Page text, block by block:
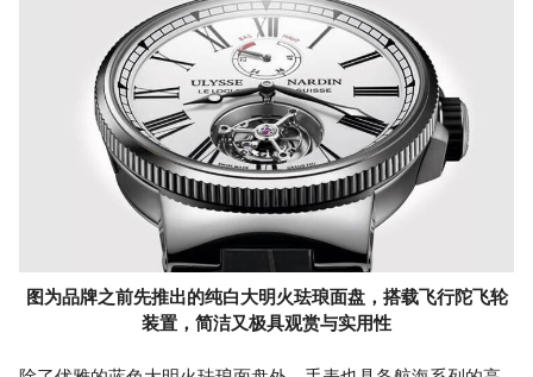
图为品牌之前先推出的纯白大明火珐琅面盘，搭载飞行陀飞轮
装置，简洁又极具观赏与实用性